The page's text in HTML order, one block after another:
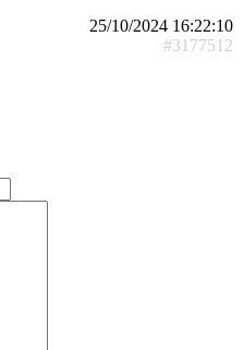
25/10/2024 16:22:10
#3177512